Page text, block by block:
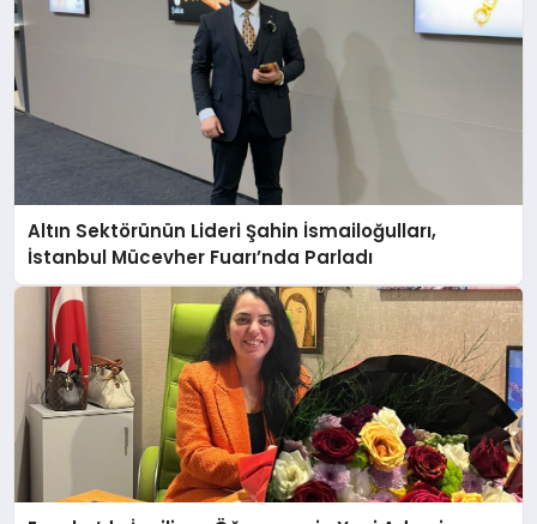
Altın Sektörünün Lideri Şahin İsmailoğulları,
İstanbul Mücevher Fuarı’nda Parladı ￼